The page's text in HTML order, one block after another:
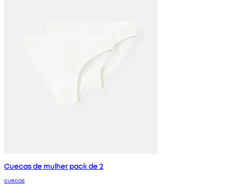
Cuecas de mulher pack de 2
cuecas